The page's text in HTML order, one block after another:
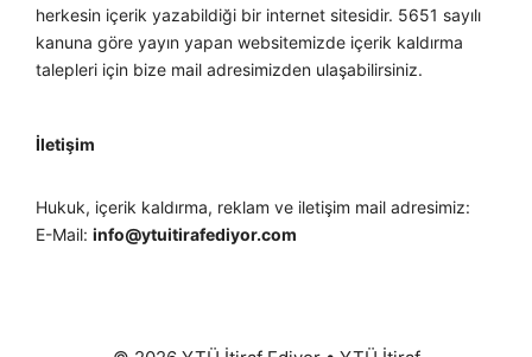
herkesin içerik yazabildiği bir internet sitesidir. 5651 sayılı
kanuna göre yayın yapan websitemizde içerik kaldırma
talepleri için bize mail adresimizden ulaşabilirsiniz.
İletişim
Hukuk, içerik kaldırma, reklam ve iletişim mail adresimiz:
E-Mail: info@ytuitirafediyor.com